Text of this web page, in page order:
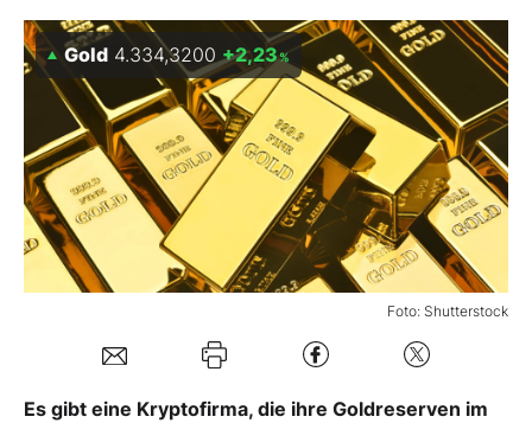
Mein B:O
Mein Konto
Folgen Sie uns
Kontakt
Foto: Shutterstock
Gold 4.334,3200 +2,23%
Es gibt eine Kryptofirma, die ihre Goldreserven im